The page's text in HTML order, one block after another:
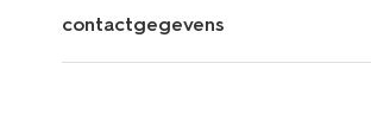
contactgegevens